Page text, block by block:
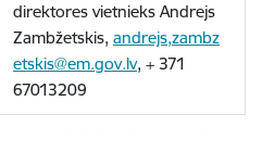
direktores vietnieks Andrejs
Zambžetskis, andrejs,zambz
etskis@em.gov.lv, + 371
67013209